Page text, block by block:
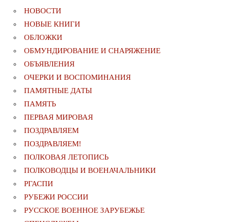
НОВОСТИ
НОВЫЕ КНИГИ
ОБЛОЖКИ
ОБМУНДИРОВАНИЕ И СНАРЯЖЕНИЕ
ОБЪЯВЛЕНИЯ
ОЧЕРКИ И ВОСПОМИНАНИЯ
ПАМЯТНЫЕ ДАТЫ
ПАМЯТЬ
ПЕРВАЯ МИРОВАЯ
ПОЗДРАВЛЯЕМ
ПОЗДРАВЛЯЕМ!
ПОЛКОВАЯ ЛЕТОПИСЬ
ПОЛКОВОДЦЫ И ВОЕНАЧАЛЬНИКИ
РГАСПИ
РУБЕЖИ РОССИИ
РУССКОЕ ВОЕННОЕ ЗАРУБЕЖЬЕ